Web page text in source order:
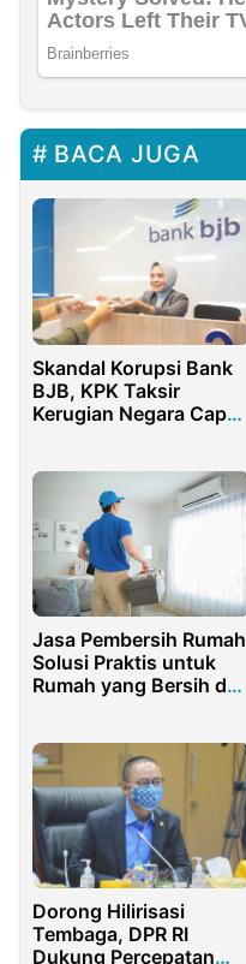
BACA JUGA
Skandal Korupsi Bank
BJB, KPK Taksir
Kerugian Negara Capai
Jasa Pembersih Rumah
Solusi Praktis untuk
Rumah yang Bersih dan
Dorong Hilirisasi
Tembaga, DPR RI
Dukung Percepatan